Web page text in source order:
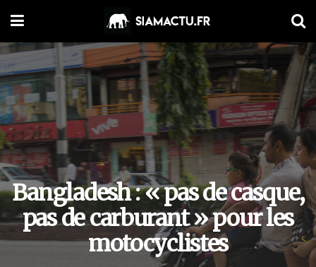
Bangladesh : « pas de casque,
pas de carburant » pour les
motocyclistes